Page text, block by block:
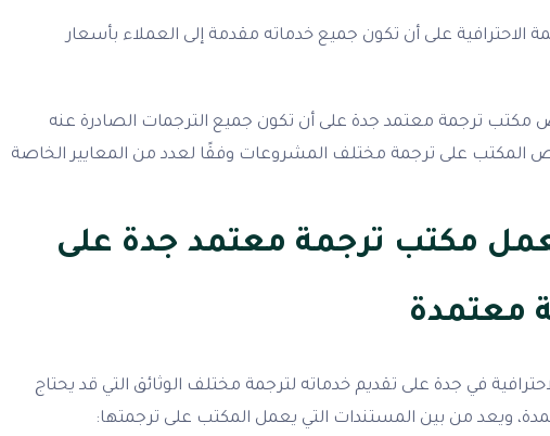
الاحترافية على أن تكون جميع خدماته مقدمة إلى العملاء بأسعار
ترجمة معتمد جدة على أن تكون جميع الترجمات الصادرة عنه
المكتب على ترجمة مختلف المشروعات وفقًا لعدد من المعايير الخاصة
مكتب ترجمة معتمد جدة على
معتمدة
في جدة على تقديم خدماته لترجمة مختلف الوثائق التي قد يحتاج
ويعد من بين المستندات التي يعمل المكتب على ترجمتها: